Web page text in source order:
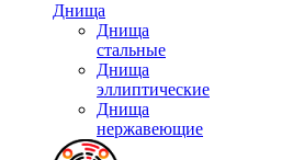
Днища
Днища
стальные
Днища
эллиптические
Днища
нержавеющие